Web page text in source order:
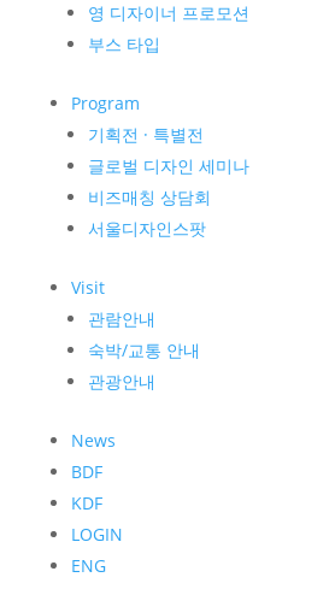
영 디자이너 프로모션
부스 타입
Program
기획전 · 특별전
글로벌 디자인 세미나
비즈매칭 상담회
서울디자인스팟
Visit
관람안내
숙박/교통 안내
관광안내
News
BDF
KDF
LOGIN
ENG